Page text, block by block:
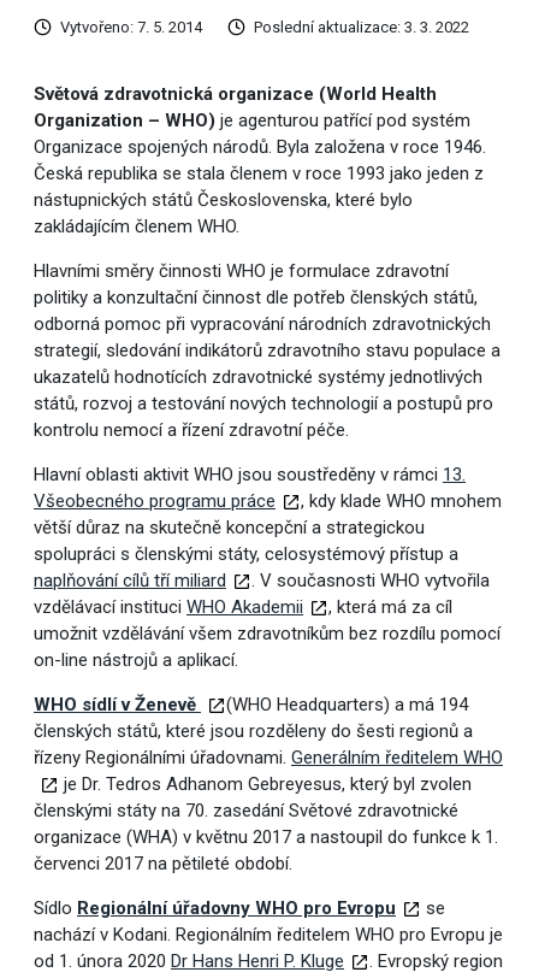
Vytvořeno: 7. 5. 2014 Poslední aktualizace: 3. 3. 2022
Světová zdravotnická organizace (World Health
Organization – WHO) je agenturou patřící pod systém
Organizace spojených národů. Byla založena v roce 1946.
Česká republika se stala členem v roce 1993 jako jeden z
nástupnických států Československa, které bylo
zakládajícím členem WHO.
Hlavními směry činnosti WHO je formulace zdravotní
politiky a konzultační činnost dle potřeb členských států,
odborná pomoc při vypracování národních zdravotnických
strategií, sledování indikátorů zdravotního stavu populace a
ukazatelů hodnotících zdravotnické systémy jednotlivých
států, rozvoj a testování nových technologií a postupů pro
kontrolu nemocí a řízení zdravotní péče.
Hlavní oblasti aktivit WHO jsou soustředěny v rámci 13.
Všeobecného programu práce
, kdy klade WHO mnohem
větší důraz na skutečně koncepční a strategickou
spolupráci s členskými státy, celosystémový přístup a
naplňování cílů tří miliard
. V současnosti WHO vytvořila
vzdělávací instituci WHO Akademii
, která má za cíl
umožnit vzdělávání všem zdravotníkům bez rozdílu pomocí
on-line nástrojů a aplikací.
WHO sídlí v Ženevě
(WHO Headquarters) a má 194
členských států, které jsou rozděleny do šesti regionů a
řízeny Regionálními úřadovnami. Generálním ředitelem WHO
je Dr. Tedros Adhanom Gebreyesus, který byl zvolen
členskými státy na 70. zasedání Světové zdravotnické
organizace (WHA) v květnu 2017 a nastoupil do funkce k 1.
červenci 2017 na pětileté období.
Sídlo Regionální úřadovny WHO pro Evropu
se
nachází v Kodani. Regionálním ředitelem WHO pro Evropu je
od 1. února 2020 Dr Hans Henri P. Kluge
. Evropský region